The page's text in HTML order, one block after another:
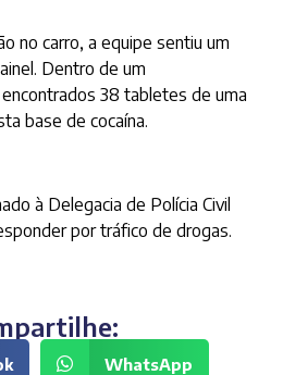
no carro, a equipe sentiu um
Dentro de um
38 tabletes de uma
base de cocaína.
à Delegacia de Polícia Civil
por tráfico de drogas.
WhatsApp